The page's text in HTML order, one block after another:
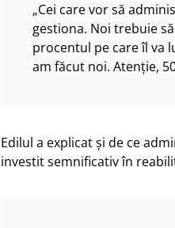
„Cei care vor să
gestiona. Noi trebuie
procentul pe care îl va
am făcut noi. Atenție,
Edilul a explicat și de ce
investit semnificativ în